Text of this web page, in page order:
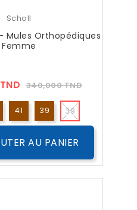
Scholl
Mules Orthopédiques
Femme
Prix
Public
340,000 TNDPrix
41 39 39
AU PANIER